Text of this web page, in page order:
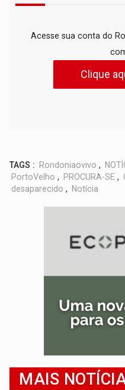
Acesse sua conta do
Clique
TAGS : Rondoniaovivo ,
PortoVelho , PROCURA-SE ,
desaparecido , Notícia
MAIS